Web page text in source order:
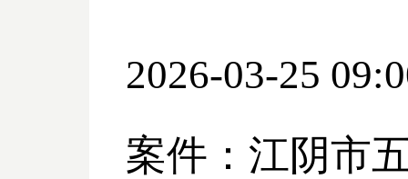
2026-03-25
案件：江阴市